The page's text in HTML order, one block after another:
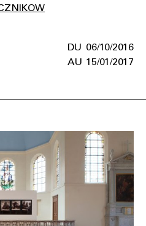
06/10/2016
15/01/2017